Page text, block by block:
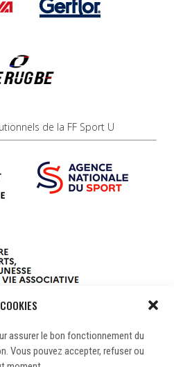
COOKIES
assurer le bon fonctionnement du
Vous pouvez accepter, refuser ou
de la FF Sport U